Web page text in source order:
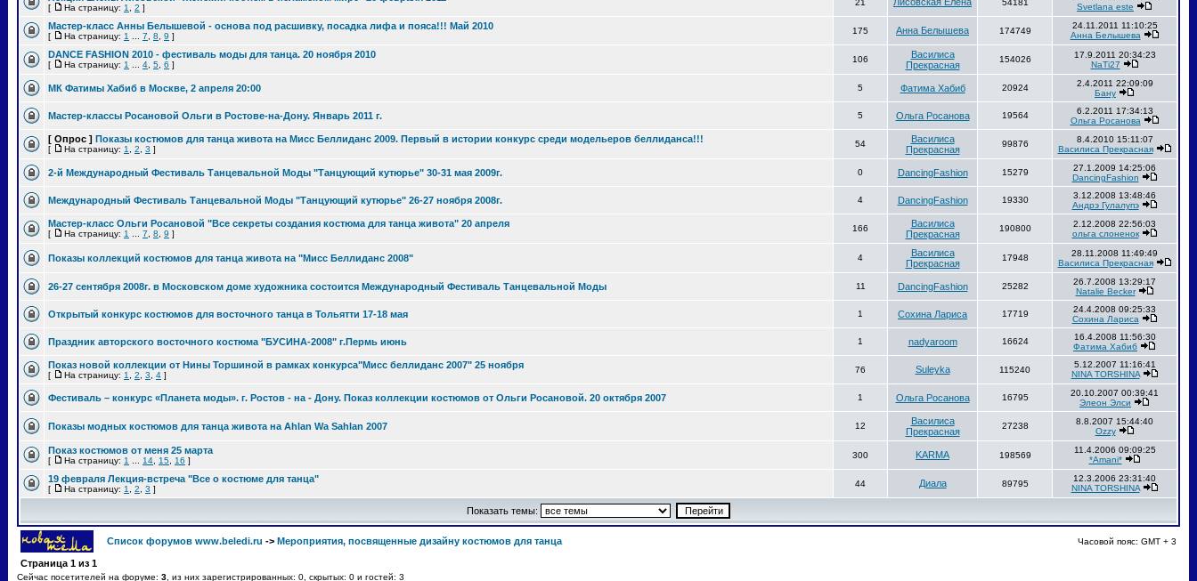
[ На страницу: 1 2 ]
21 54181
Svetlana este
Мастер-класс Анны Белышевой - основа под расшивку, посадка лифа и пояса!!! Май 2010
[ На страницу: 1 7 8 9 ]
175 Анна Белышева 174749
24.11.2011 11:10:25
Анна Белышева
DANCE FASHION 2010 - фестиваль моды для танца. 20 ноября 2010
[ На страницу: 1 4 5 6 ]
106
Василиса
Прекрасная
154026
17.9.2011 20:34:23
NaTi27
МК Фатимы Хабиб в Москве, 2 апреля 20:00 5 Фатима Хабиб 20924
2.4.2011 22:09:09
Бану
Мастер-классы Росановой Ольги в Ростове-на-Дону. Январь 2011 г. 5 Ольга Росанова 19564
6.2.2011 17:34:13
Ольга Росанова
[ Опрос ] Показы костюмов для танца живота на Мисс Беллиданс 2009. Первый в истории конкурс среди модельеров беллиданса!!!
[ На страницу: 1 2 3 ]
54
Василиса
Прекрасная
99876
8.4.2010 15:11:07
Василиса Прекрасная
2-й Международный Фестиваль Танцевальной Моды "Танцующий кутюрье" 30-31 мая 2009г. 0 DancingFashion 15279
27.1.2009 14:25:06
DancingFashion
Международный Фестиваль Танцевальной Моды "Танцующий кутюрье" 26-27 ноября 2008г. 4 DancingFashion 19330
3.12.2008 13:48:46
Андрэ Гулалупэ
Мастер-класс Ольги Росановой "Все секреты создания костюма для танца живота" 20 апреля
[ На страницу: 1 7 8 9 ]
166
Василиса
Прекрасная
190800
2.12.2008 22:56:03
ольга слоненок
Показы коллекций костюмов для танца живота на "Мисс Беллиданс 2008" 4
Василиса
Прекрасная
17948
28.11.2008 11:49:49
Василиса Прекрасная
26-27 сентября 2008г. в Московском доме художника состоится Международный Фестиваль Танцевальной Моды 11 DancingFashion 25282
26.7.2008 13:29:17
Natalie Becker
Открытый конкурс костюмов для восточного танца в Тольятти 17-18 мая 1 Сохина Лариса 17719
24.4.2008 09:25:33
Сохина Лариса
Праздник авторского восточного костюма "БУСИНА-2008" г.Пермь июнь 1 nadyaroom 16624
16.4.2008 11:56:30
Фатима Хабиб
Показ новой коллекции от Нины Торшиной в рамках конкурса"Мисс беллиданс 2007" 25 ноября
[ На страницу: 1 2 3 4 ]
76 Suleyka 115240
5.12.2007 11:16:41
NINA TORSHINA
Фестиваль – конкурс «Планета моды». г. Ростов - на - Дону. Показ коллекции костюмов от Ольги Росановой. 20 октября 2007 1 Ольга Росанова 16795
20.10.2007 00:39:41
Элеон Элси
Показы модных костюмов для танца живота на Ahlan Wa Sahlan 2007 12
Василиса
Прекрасная
27238
8.8.2007 15:44:40
Ozzy
Показ костюмов от меня 25 марта
[ На страницу: 1 14 15 16 ]
300 KARMA 198569
11.4.2006 09:09:25
*Amani*
19 февраля Лекция-встреча "Все о костюме для танца"
[ На страницу: 1 2 3 ]
44 Диала 89795
12.3.2006 23:31:40
NINA TORSHINA
Показать темы:
Список форумов www.beledi.ru -> Мероприятия, посвященные дизайну костюмов для танца Часовой пояс: GMT + 3
Страница 1 из 1
Сейчас посетителей на форуме: 3 , из них зарегистрированных: 0, скрытых: 0 и гостей: 3